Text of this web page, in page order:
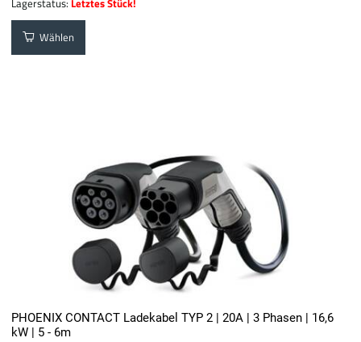
Wählen
PHOENIX CONTACT Ladekabel TYP 2 | 20A | 3 Phasen | 16,6
kW | 5 - 6m